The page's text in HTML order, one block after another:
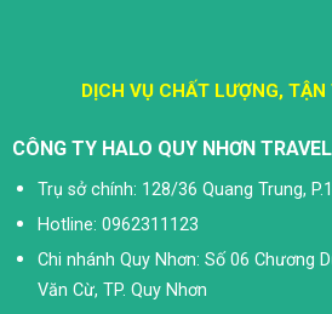
DỊCH VỤ CHẤT LƯỢNG,
CÔNG TY HALO QUY NHƠN TRAVEL
Trụ sở chính: 128/36 Quang Trung,
Hotline: 0962311123
Chi nhánh Quy Nhơn: Số 06 Chương
Văn Cừ, TP. Quy Nhơn